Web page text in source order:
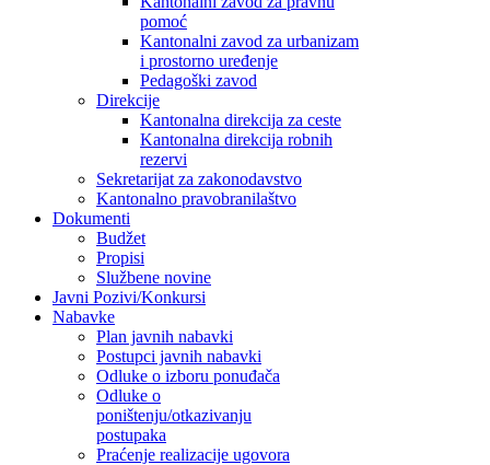
pomoć
Kantonalni zavod za urbanizam
i prostorno uređenje
Pedagoški zavod
Direkcije
Kantonalna direkcija za ceste
Kantonalna direkcija robnih
rezervi
Sekretarijat za zakonodavstvo
Kantonalno pravobranilaštvo
Dokumenti
Budžet
Propisi
Službene novine
Javni Pozivi/Konkursi
Nabavke
Plan javnih nabavki
Postupci javnih nabavki
Odluke o izboru ponuđača
Odluke o
poništenju/otkazivanju
postupaka
Praćenje realizacije ugovora